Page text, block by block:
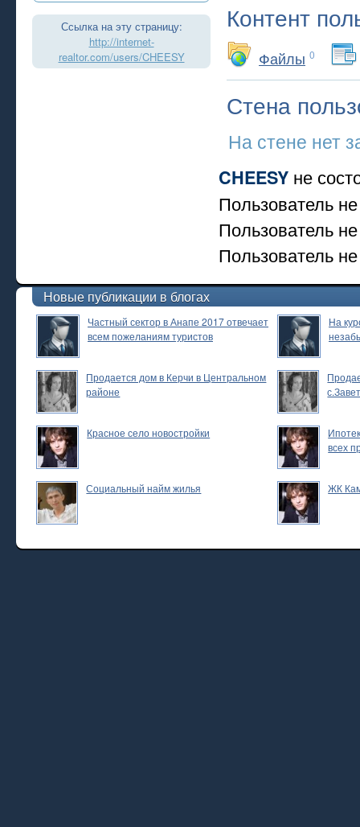
Ссылка на эту страницу:
http://internet-
realtor.com/users/CHEESY
Контент
Файлы 0
Стена
На стене нет
CHEESY не
Пользователь
Пользователь
Пользователь
Новые публикации в блогах
Частный сектор в Анапе 2017 отвечает
всем пожеланиям туристов
На
Продается дом в Керчи в Центральном
районе
Красное село новостройки
всех
Социальный найм жилья ЖК